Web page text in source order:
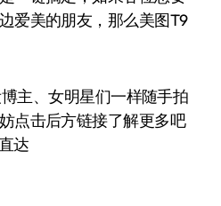
爱美的朋友，那么美图T9
主、女明星们一样随手拍
点击后方链接了解更多吧
达